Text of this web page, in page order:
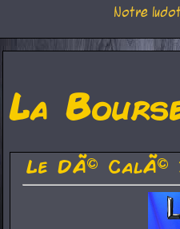
Notre
La
Le DÃ© CalÃ©